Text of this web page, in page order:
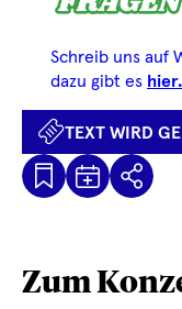
Schreib uns auf
dazu gibt es hier.
TEXT WIRD
Text
Teilen
Zum